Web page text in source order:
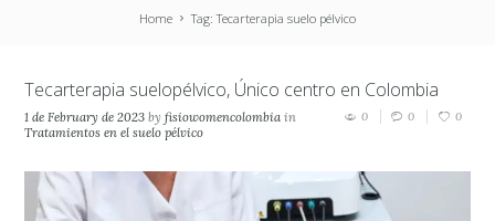
Home Tag: Tecarterapia suelo pélvico
Tecarterapia suelopélvico, Único centro en Colombia
1 de February de 2023 byfisiowomencolombia in
Tratamientos en el suelo pélvico
0 0 0